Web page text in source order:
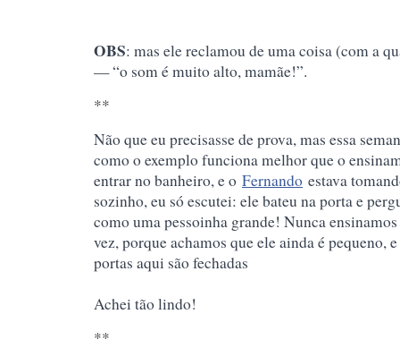
OBS: mas ele reclamou de uma coisa (com a
— “o som é muito alto, mamãe!”.
**
Não que eu precisasse de prova, mas essa
como o exemplo funciona melhor que o
entrar no banheiro, e o Fernando estava
sozinho, eu só escutei: ele bateu na porta e
como uma pessoinha grande! Nunca
vez, porque achamos que ele ainda é pequeno,
portas aqui são fechadas
Achei tão lindo!
**